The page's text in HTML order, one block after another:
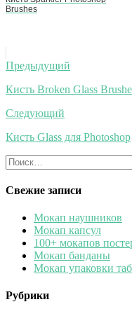
Brushes
Навигация
по
записям
Предыдущий
Кисть Broken Glass
Следующий
Кисть Glass для Photoshop
Искать:
Свежие записи
Мокап наушников
Мокап капсул
100+ мокапов
Мокап банданы
Мокап упаковки
Рубрики